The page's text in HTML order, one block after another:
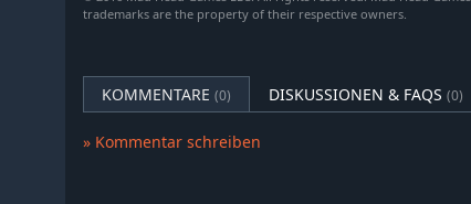
Games wird noch verrückter!
trademarks are the property of their respective owners.
KOMMENTARE (0) DISKUSSIONEN & FAQS (0)
» Kommentar schreiben